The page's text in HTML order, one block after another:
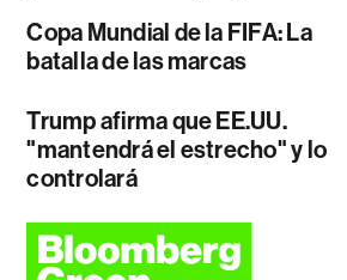
Copa Mundial de la FIFA: La
batalla de las marcas
Trump afirma que EE.UU.
"mantendrá el estrecho" y lo
controlará